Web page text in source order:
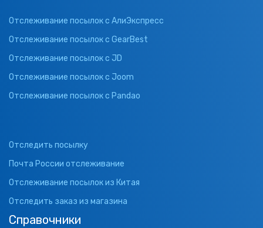
Отслеживание посылок с АлиЭкспресс
Отслеживание посылок с GearBest
Отслеживание посылок с JD
Отслеживание посылок с Joom
Отслеживание посылок с Pandao
Отследить посылку
Почта России отслеживание
Отслеживание посылок из Китая
Отследить заказ из магазина
Справочники